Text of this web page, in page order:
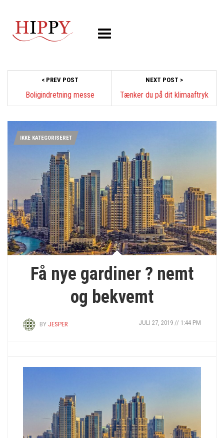
< PREV POST
Boligindretning messe
NEXT POST >
Tænker du på dit klimaaftryk
IKKE KATEGORISERET
Få nye gardiner ? nemt
og bekvemt
BY JESPER JULI 27, 2019 // 1:44 PM